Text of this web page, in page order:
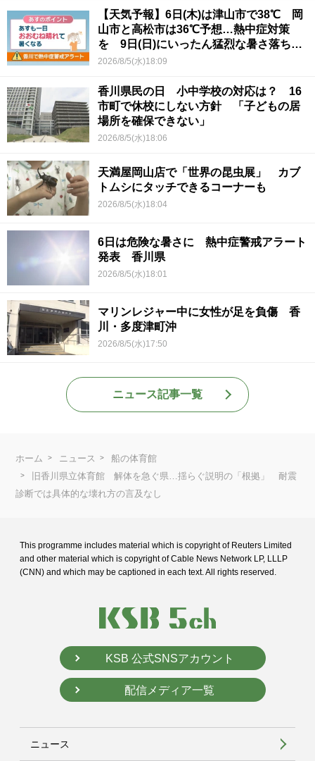
【天気予報】6日(木)は津山市で38℃ 岡
山市と高松市は36℃予想…熱中症対策
を 9日(日)にいったん猛烈な暑さ落ち着
くか
2026/8/5(水)18:09
香川県民の日 小中学校の対応は？ 16
市町で休校にしない方針 「子どもの居
場所を確保できない」
2026/8/5(水)18:06
天満屋岡山店で「世界の昆虫展」 カブ
トムシにタッチできるコーナーも
2026/8/5(水)18:04
6日は危険な暑さに 熱中症警戒アラート
発表 香川県
2026/8/5(水)18:01
マリンレジャー中に女性が足を負傷 香
川・多度津町沖
2026/8/5(水)17:50
ニュース記事一覧
ホーム ニュース
船の体育館
旧香川県立体育館 解体を急ぐ県…揺らぐ説明の「根拠」 耐震
診断では具体的な壊れ方の言及なし
This programme includes material which is copyright of Reuters Limited
and other material which is copyright of Cable News Network LP, LLLP
(CNN) and which may be captioned in each text. All rights reserved.
KSB 公式SNSアカウント
配信メディア一覧
ニュース